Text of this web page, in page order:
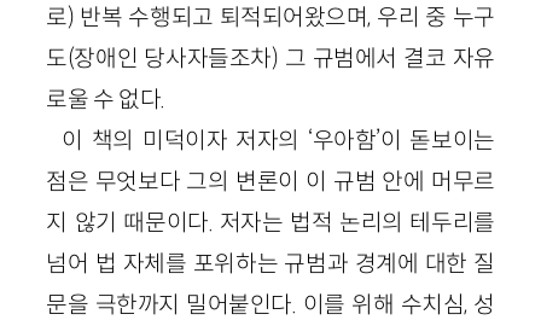
로) 반복 수행되고 퇴적되어왔으며, 우리 중 누구
도(장애인 당사자들조차) 그 규범에서 결코 자유
로울 수 없다.
이 책의 미덕이자 저자의 ‘우아함’이 돋보이는
점은 무엇보다 그의 변론이 이 규범 안에 머무르
지 않기 때문이다. 저자는 법적 논리의 테두리를
넘어 법 자체를 포위하는 규범과 경계에 대한 질
문을 극한까지 밀어붙인다. 이를 위해 수치심, 성